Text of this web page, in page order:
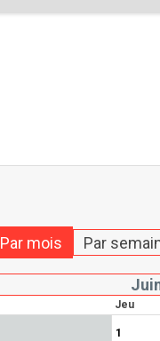
Par mois Par
Jeu
1